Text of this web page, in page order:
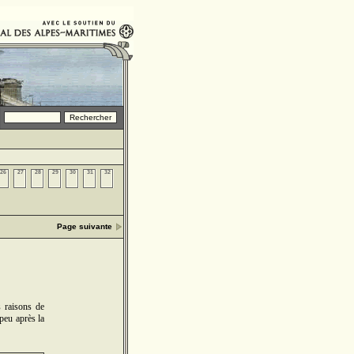
26 27 28 29 30 31 32
Page suivante
raisons de
après la